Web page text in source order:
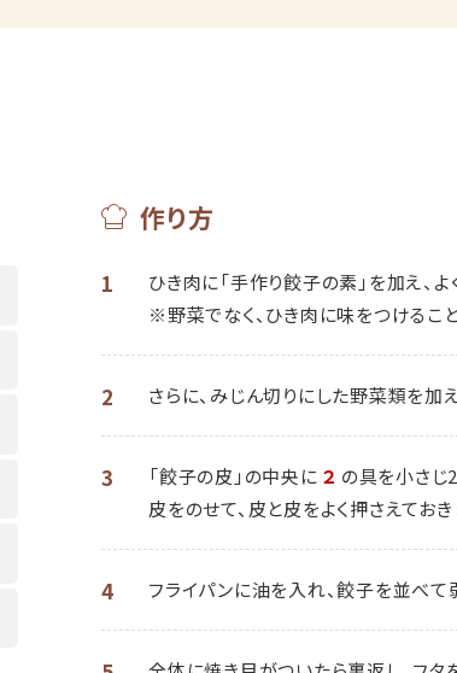
作り方
1
ひき肉に「手作り餃子の素」を加え、よ
※野菜でなく、ひき肉に味をつけるこ
2 さらに、みじん切りにした野菜類を加
3 「餃子の皮」の中央に ２ の具を小さじ
皮をのせて、皮と皮をよく押さえておき
4 フライパンに油を入れ、餃子を並べて